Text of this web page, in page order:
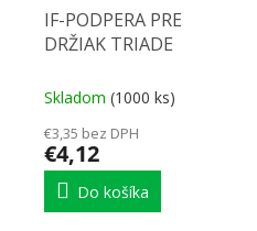
IF-PODPERA PRE
DRŽIAK TRIADE
Skladom (1000 ks)
€3,35 bez DPH
€4,12
Do košíka